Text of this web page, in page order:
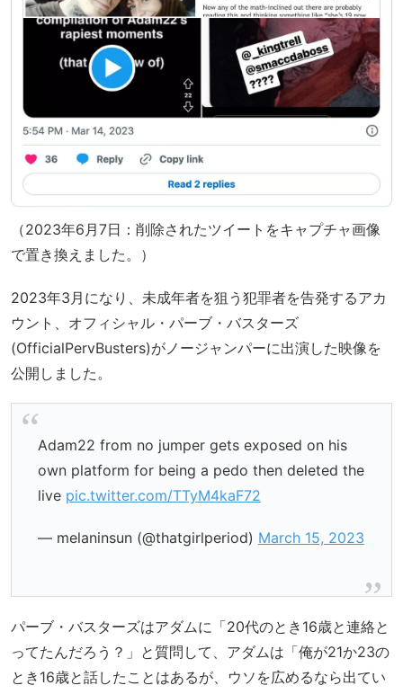
（2023年6月7日：削除されたツイートをキャプチャ画像
で置き換えました。）
2023年3月になり、未成年者を狙う犯罪者を告発するアカ
ウント、オフィシャル・パーブ・バスターズ
(OfficialPervBusters)がノージャンパーに出演した映像を
公開しました。
Adam22 from no jumper gets exposed on his
own platform for being a pedo then deleted the
live pic.twitter.com/TTyM4kaF72
— melaninsun (@thatgirlperiod) March 15, 2023
パーブ・バスターズはアダムに「20代のとき16歳と連絡と
ってたんだろう？」と質問して、アダムは「俺が21か23の
とき16歳と話したことはあるが、ウソを広めるなら出てい